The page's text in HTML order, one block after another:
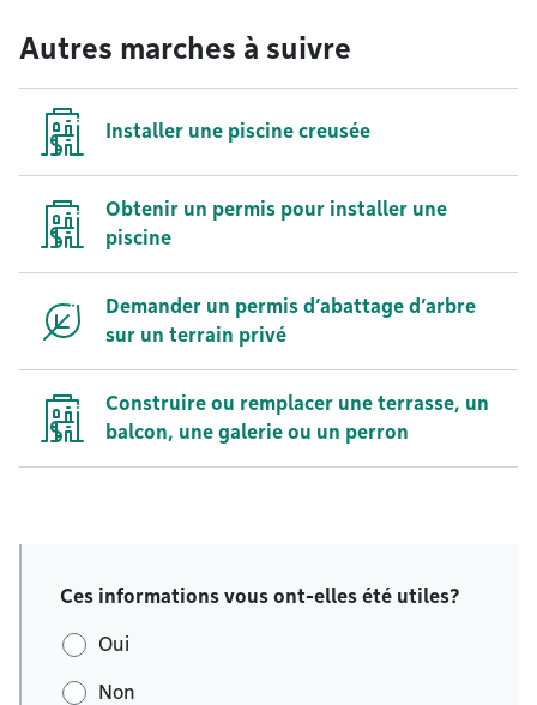
Autres marches à suivre
Installer une piscine creusée
Obtenir un permis pour installer une
piscine
Demander un permis d’abattage d’arbre
sur un terrain privé
Construire ou remplacer une terrasse, un
balcon, une galerie ou un perron
Ces informations vous ont-elles été utiles?
Oui
Non